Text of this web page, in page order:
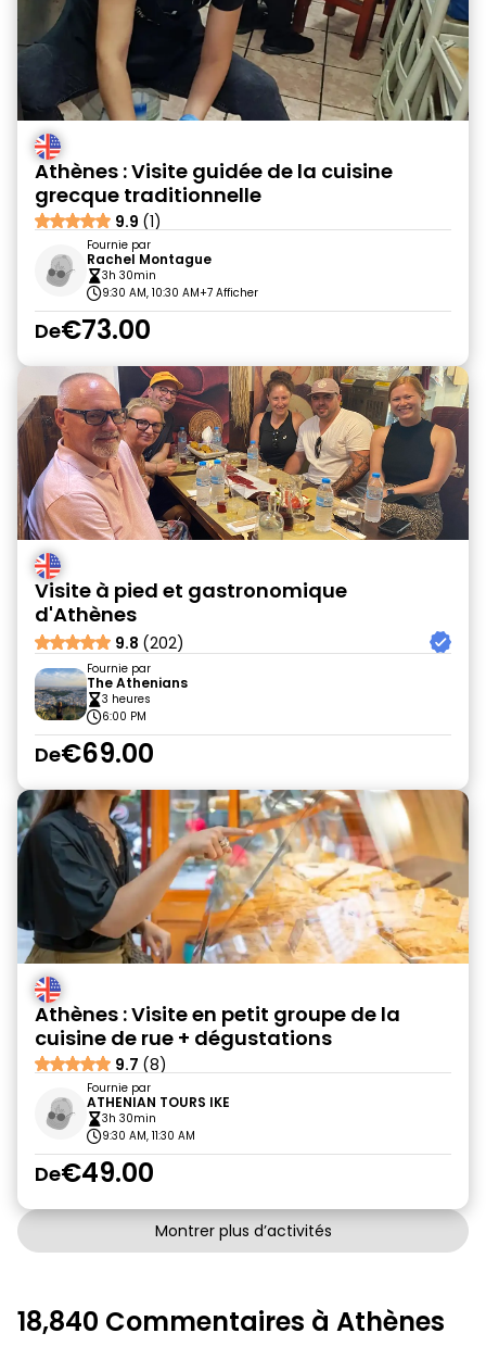
Athènes : Visite guidée de la cuisine
grecque traditionnelle
9.9 (1)
Fournie par
Rachel Montague
3h 30min
9:30 AM, 10:30 AM+7 Afficher
De€73.00
Visite à pied et gastronomique
d'Athènes
9.8 (202)
Fournie par
The Athenians
3 heures
6:00 PM
De€69.00
Athènes : Visite en petit groupe de la
cuisine de rue + dégustations
9.7 (8)
Fournie par
ATHENIAN TOURS IKE
3h 30min
9:30 AM, 11:30 AM
De€49.00
Montrer plus d’activités
18,840 Commentaires à Athènes